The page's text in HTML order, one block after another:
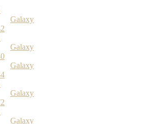
Galaxy
Galaxy
Galaxy
Galaxy
Galaxy